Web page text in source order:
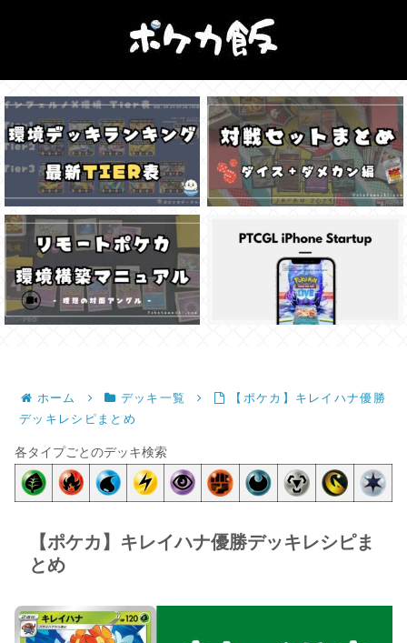
ホーム デッキ一覧
【ポケカ】キレイハナ優勝
デッキレシピまとめ
各タイプごとのデッキ検索
【ポケカ】キレイハナ優勝デッキレシピま
とめ